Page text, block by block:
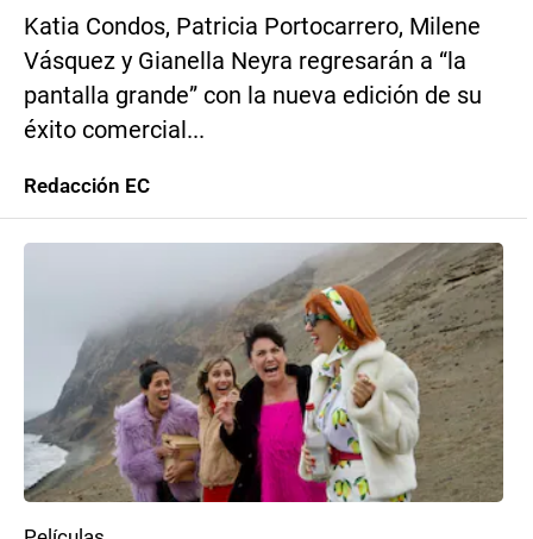
Katia Condos, Patricia Portocarrero, Milene
Vásquez y Gianella Neyra regresarán a “la
pantalla grande” con la nueva edición de su
éxito comercial...
Redacción EC